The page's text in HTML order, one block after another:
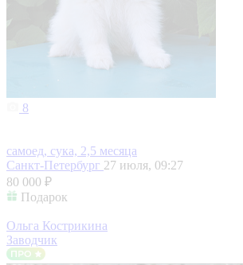
8
самоед, сука, 2,5 месяца
Санкт-Петербург 27 июля, 09:27
80 000 ₽
Подарок
Ольга Кострикина
Заводчик